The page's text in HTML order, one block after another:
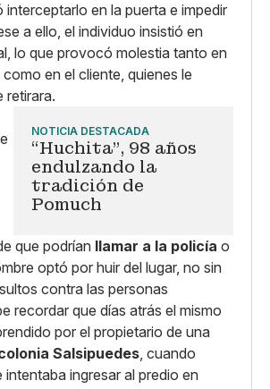
en la puerta e impedir
a ello, el individuo insistió en
lo que provocó molestia tanto en
en el cliente, quienes le
retirara.
NOTICIA DESTACADA
“Huchita”, 98 años
endulzando la
tradición de
Pomuch
que podrían llamar a la policía o
optó por huir del lugar, no sin
contra las personas
recordar que días atrás el mismo
por el propietario de una
Salsipuedes, cuando
ingresar al predio en